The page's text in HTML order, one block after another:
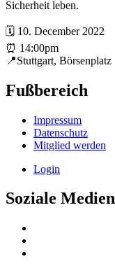
Sicherheit leben.
🗓️ 10. December 2022
⏰ 14:00pm
📍Stuttgart, Börsenplatz
Fußbereich
Impressum
Datenschutz
Mitglied werden
Login
Soziale Medien